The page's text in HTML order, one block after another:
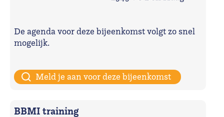
De agenda voor deze bijeenkomst volgt zo snel
mogelijk.
Meld je aan voor deze bijeenkomst
BBMI training